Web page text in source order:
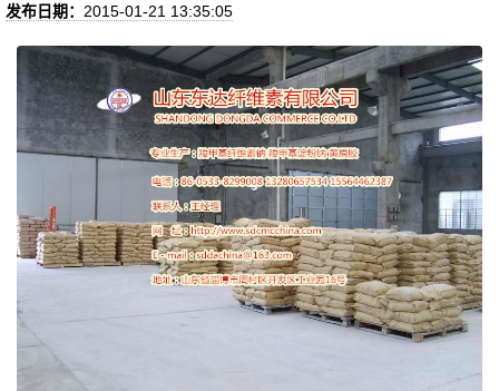
发布日期： 2015-01-21 13:35:05